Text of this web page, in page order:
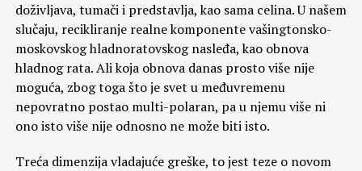
doživljava, tumači i predstavlja, kao sama celina. U našem
slučaju, recikliranje realne komponente vašingtonsko-
moskovskog hladnoratovskog nasleđa, kao obnova
hladnog rata. Ali koja obnova danas prosto više nije
moguća, zbog toga što je svet u međuvremenu
nepovratno postao multi-polaran, pa u njemu više ni
ono isto više nije odnosno ne može biti isto.
Treća dimenzija vladajuće greške, to jest teze o novom